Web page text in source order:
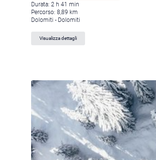
Durata: 2 h 41 min
Percorso: 8,89 km
Dolomiti - Dolomiti
Visualizza dettagli